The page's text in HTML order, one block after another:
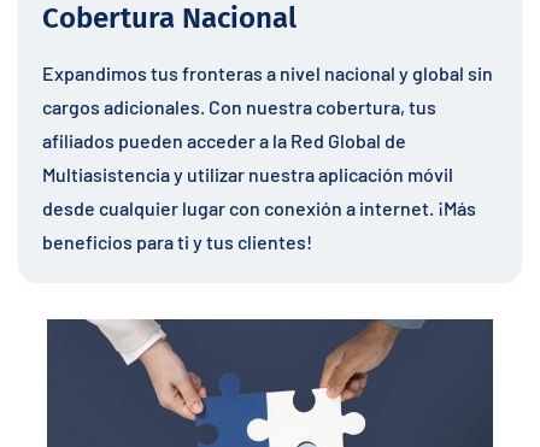
Cobertura Nacional
Expandimos tus fronteras a nivel nacional y global sin
cargos adicionales. Con nuestra cobertura, tus
afiliados pueden acceder a la Red Global de
Multiasistencia y utilizar nuestra aplicación móvil
desde cualquier lugar con conexión a internet. ¡Más
beneficios para ti y tus clientes!